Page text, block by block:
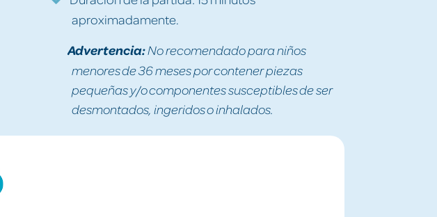
aproximadamente.
Advertencia:No recomendado para niños
menores de 36 meses por contener piezas
pequeñas y/o componentes susceptibles de ser
desmontados, ingeridos o inhalados.